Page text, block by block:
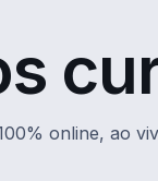
online, ao